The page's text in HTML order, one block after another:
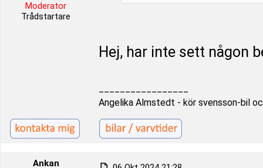
Moderator
Trådstartare
Hej, har inte sett någon
Angelika Almstedt - kör svensson-bil
Ankan